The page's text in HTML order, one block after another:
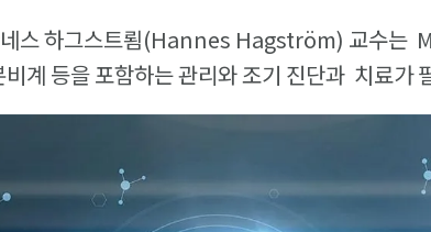
네스 하그스트룀(Hannes Hagström) 교수는
계 등을 포함하는 관리와 조기 진단과 치료가